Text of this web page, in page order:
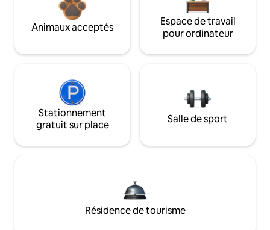
Animaux acceptés
Espace de travail
pour ordinateur
Stationnement
gratuit sur place
Salle de sport
Résidence de tourisme